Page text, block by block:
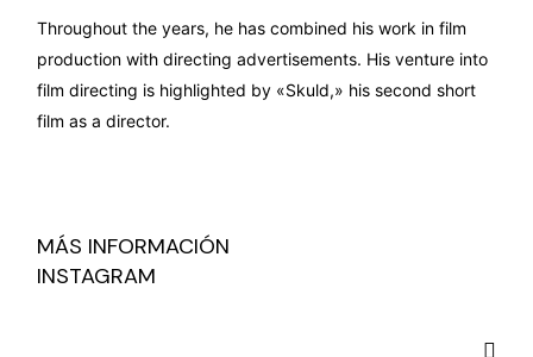
Throughout the years, he has combined his work in film
production with directing advertisements. His venture into
film directing is highlighted by «Skuld,» his second short
film as a director.
MÁS INFORMACIÓN
INSTAGRAM